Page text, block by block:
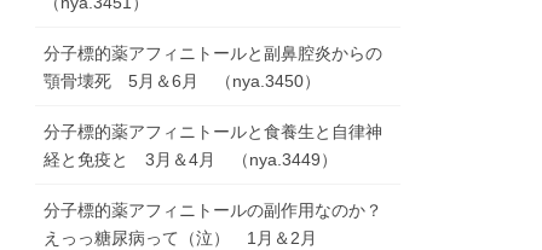
分子標的薬アフィニトールと副鼻腔炎からの
顎骨壊死 5月＆6月 （nya.3450）
分子標的薬アフィニトールと食養生と自律神
経と免疫と 3月＆4月 （nya.3449）
分子標的薬アフィニトールの副作用なのか？
えっっ糖尿病って（泣） 1月＆2月